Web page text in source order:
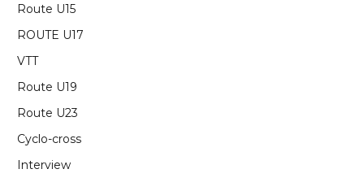
Route U15
ROUTE U17
VTT
Route U19
Route U23
Cyclo-cross
Interview